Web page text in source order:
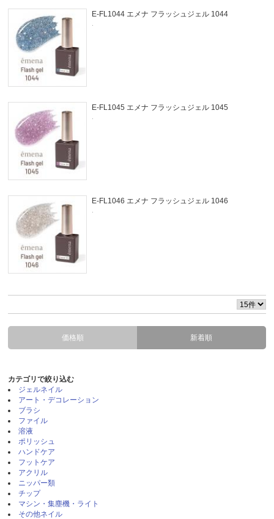
E-FL1044 エメナ フラッシュジェル 1044
.
E-FL1045 エメナ フラッシュジェル 1045
.
E-FL1046 エメナ フラッシュジェル 1046
.
価格順 新着順
カテゴリで絞り込む
ジェルネイル
アート・デコレーション
ブラシ
ファイル
溶液
ポリッシュ
ハンドケア
フットケア
アクリル
ニッパー類
チップ
マシン・集塵機・ライト
その他ネイル